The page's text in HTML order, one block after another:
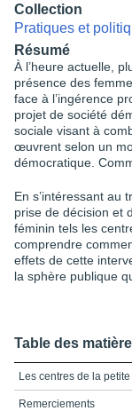
Collection
Pratiques et
Résumé
À l’heure actuelle,
présence des
face à l’ingérence
projet de société
sociale visant à
œuvrent selon un
démocratique.
En s’intéressant au
prise de décision et
féminin tels les
comprendre
effets de cette
la sphère publique
Table des
Les centres de la
Remerciements